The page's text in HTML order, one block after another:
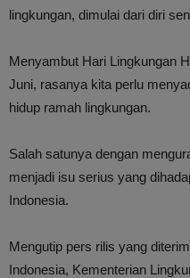
lingkungan, dimulai dari diri
Menyambut Hari Lingkungan
Juni, rasanya kita perlu
hidup ramah lingkungan.
Salah satunya dengan
menjadi isu serius yang
Indonesia.
Mengutip pers rilis yang
Indonesia, Kementerian